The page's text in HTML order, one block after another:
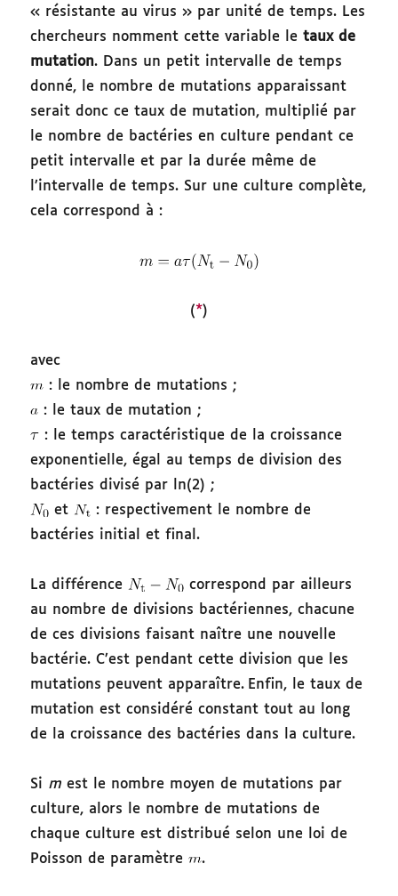
« résistante au virus » par unité de temps. Les
chercheurs nomment cette variable letaux de
mutation. Dans un petit intervalle de temps
donné, le nombre de mutations apparaissant
serait donc ce taux de mutation, multiplié par
le nombre de bactéries en culture pendant ce
petit intervalle et par la durée même de
l’intervalle de temps. Sur une culture complète,
cela correspond à :
(*)
avec
: le nombre de mutations ;
: le taux de mutation ;
: le temps caractéristique de la croissance
exponentielle, égal au temps de division des
bactéries divisé par ln(2) ;
et
: respectivement le nombre de
bactéries initial et final.
La différence
correspond par ailleurs
au nombre de divisions bactériennes, chacune
de ces divisions faisant naître une nouvelle
bactérie. C’est pendant cette division que les
mutations peuvent apparaître. Enfin, le taux de
mutation est considéré constant tout au long
de la croissance des bactéries dans la culture.
Si m est le nombre moyen de mutations par
culture, alors le nombre de mutations de
chaque culture est distribué selon une loi de
Poisson de paramètre
.